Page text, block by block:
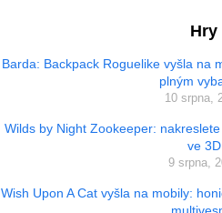
Hry
Barda: Backpack Roguelike vyšla na
plným
10 srpna,
Wilds by Night Zookeeper:
ve 3D
9 srpna,
Wish Upon A Cat vyšla na mobily: